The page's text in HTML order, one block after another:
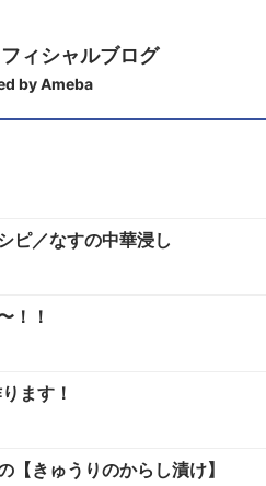
ィシャルブログ
by Ameba
ピ／なすの中華浸し
！！
ます！
【きゅうりのからし漬け】